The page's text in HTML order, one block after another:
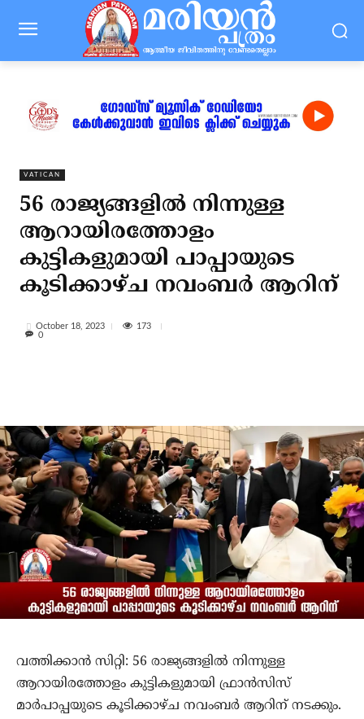
VATICAN
56 രാജ്യങ്ങളില്‍ നിന്നുള്ള
ആറായിരത്തോളം
കുട്ടികളുമായി പാപ്പായുടെ
കൂടിക്കാഴ്ച നവംബര്‍ ആറിന്
October 18, 2023
173
0
വത്തിക്കാന്‍ സിറ്റി: 56 രാജ്യങ്ങളില്‍ നിന്നുള്ള
ആറായിരത്തോളം കുട്ടികളുമായി ഫ്രാന്‍സിസ്
മാര്‍പാപ്പയുടെ കൂടിക്കാഴ്ച നവംബര്‍ ആറിന് നടക്കും.